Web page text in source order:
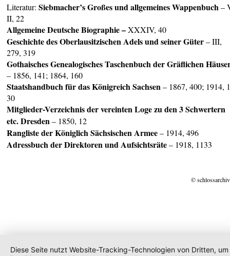
Literatur:Siebmacher’s Großes und allgemeines Wappenbuch–
II, 22
Allgemeine Deutsche Biographie –XXXIV, 40
Geschichte des Oberlausitzischen Adels und seiner Güter– III,
279, 319
Gothaisches Genealogisches Taschenbuch der Gräflichen
– 1856, 141; 1864, 160
Staatshandbuch für dasKönigreich Sachsen– 1867, 400; 1914,
30
Mitglieder-Verzeichnis der vereinten Loge zu den 3 Schwertern
etc. Dresden– 1850, 12
Rangliste der Königlich Sächsischen Armee– 1914, 496
Adressbuch der Direktoren und Aufsichtsräte– 1918, 1133
©
Diese Seite nutzt Website-Tracking-Technologien von Dritten, um